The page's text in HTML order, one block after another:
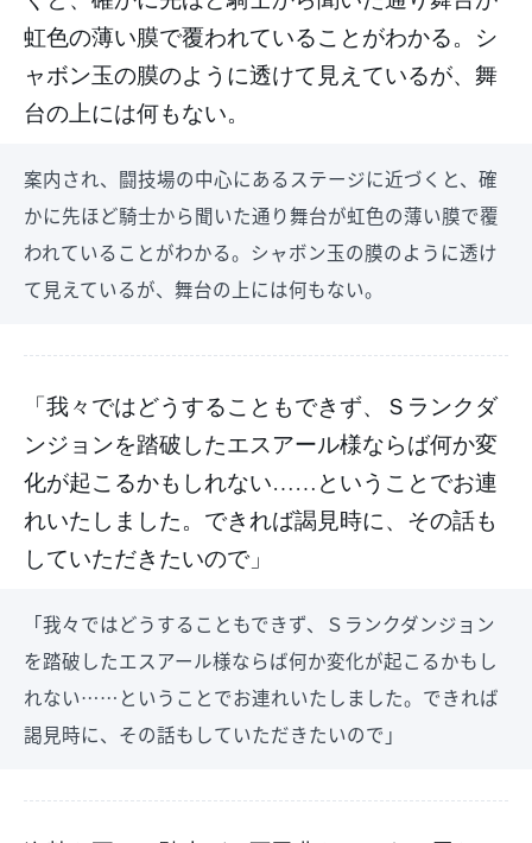
虹色の薄い膜で覆われていることがわかる。シ
ャボン玉の膜のように透けて見えているが、舞
台の上には何もない。
案内され、闘技場の中心にあるステージに近づくと、確
かに先ほど騎士から聞いた通り舞台が虹色の薄い膜で覆
われていることがわかる。シャボン玉の膜のように透け
て見えているが、舞台の上には何もない。
「我々ではどうすることもできず、Ｓランクダ
ンジョンを踏破したエスアール様ならば何か変
化が起こるかもしれない……ということでお連
れいたしました。できれば謁見時に、その話も
していただきたいので」
「我々ではどうすることもできず、Ｓランクダンジョン
を踏破したエスアール様ならば何か変化が起こるかもし
れない……ということでお連れいたしました。できれば
謁見時に、その話もしていただきたいので」